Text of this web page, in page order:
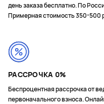
день заказа бесплатно. По
Примерная стоимость 350-500
РАССРОЧКА 0%
Беспроцентная рассрочка от
первоначального взноса.